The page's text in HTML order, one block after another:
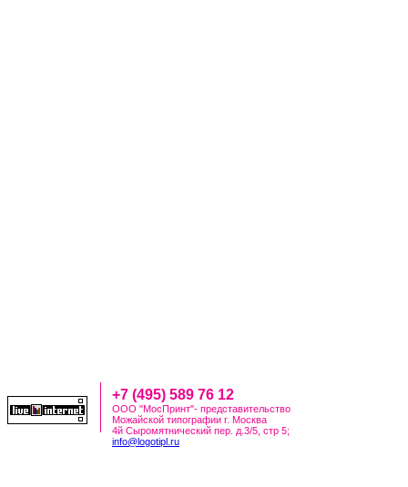
+7 (495) 589 76 12
ООО "МосПринт"- представительство
Можайской типографии г. Москва
4й Сыромятнический пер. д.3/5, стр 5;
info@logotipl.ru